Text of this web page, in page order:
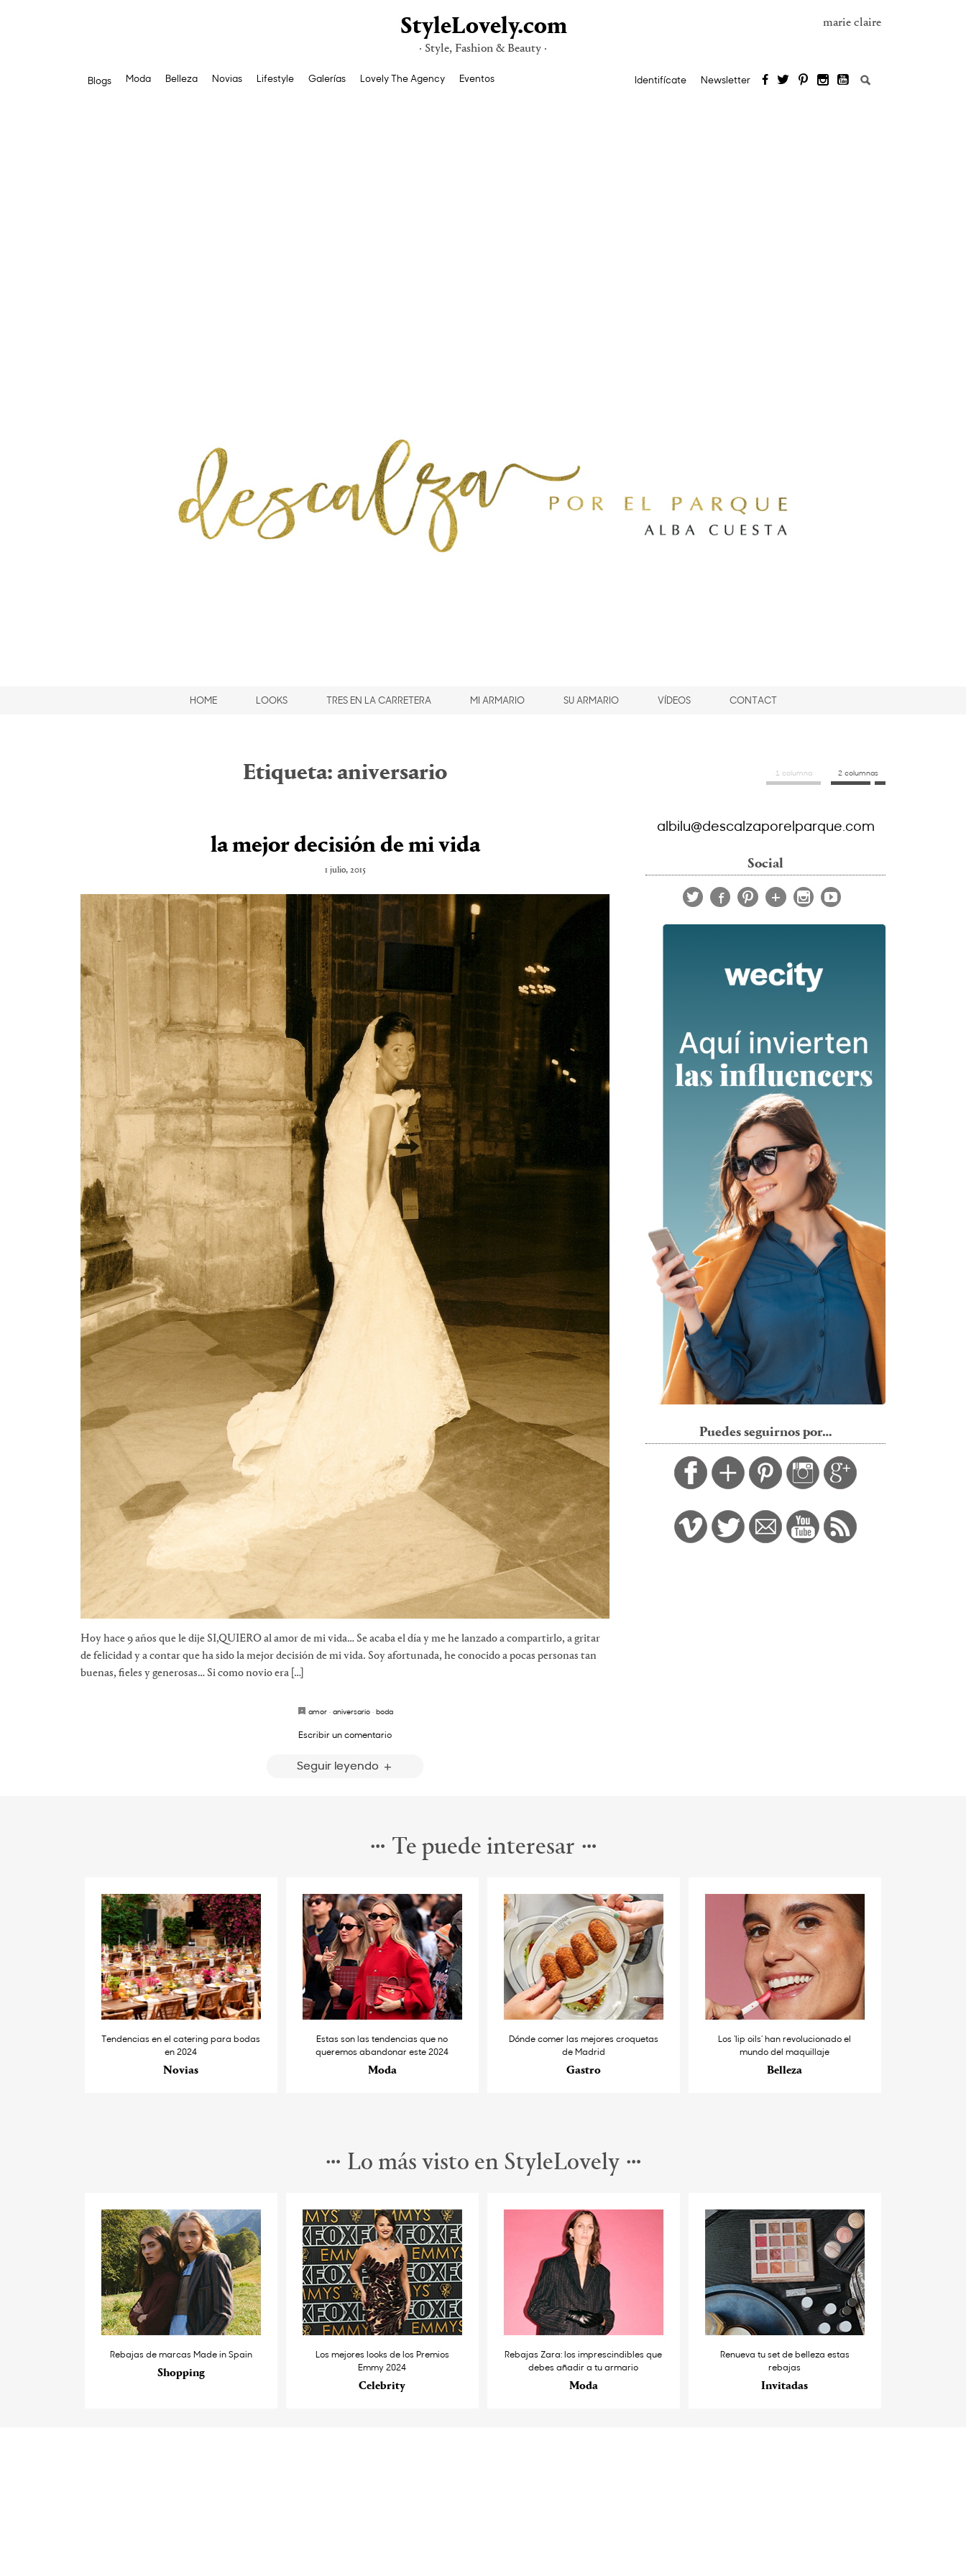
StyleLovely.com
· Style, Fashion & Beauty ·
marie claire
Blogs Moda Belleza Novias Lifestyle Galerías Lovely The Agency Eventos Identifícate Newsletter Buscar:
HOME LOOKS TRES EN LA CARRETERA MI ARMARIO SU ARMARIO VÍDEOS CONTACT
Etiqueta: aniversario
la mejor decisión de mi vida
1 julio, 2015
Hoy hace 9 años que le dije SI,QUIERO al amor de mi vida… Se acaba el día y me he lanzado a compartirlo, a gritar
de felicidad y a contar que ha sido la mejor decisión de mi vida. Soy afortunada, he conocido a pocas personas tan
buenas, fieles y generosas… Si como novio era […]
amor· aniversario· boda
Escribir un comentario
Seguir leyendo
1 columna 2 columnas
albilu@descalzaporelparque.com
Social
Puedes seguirnos por…
Te puede interesar
Tendencias en el catering para bodas
en 2024
Novias
Estas son las tendencias que no
queremos abandonar este 2024
Moda
Dónde comer las mejores croquetas
de Madrid
Gastro
Los ‘lip oils’ han revolucionado el
mundo del maquillaje
Belleza
Lo más visto en StyleLovely
Rebajas de marcas Made in Spain
Shopping
Los mejores looks de los Premios
Emmy 2024
Celebrity
Rebajas Zara: los imprescindibles que
debes añadir a tu armario
Moda
Renueva tu set de belleza estas
rebajas
Invitadas